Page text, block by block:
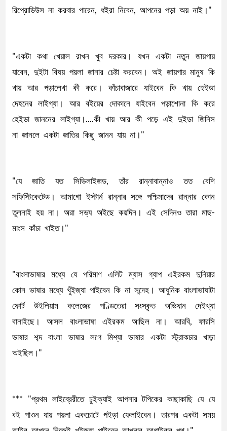
রিপ্রোডিউস না করবার পারেন, ধইরা নিবেন, আপনের পড়া অয় নাই।"
"একটা কথা খেয়াল রাখন খুব দরকার। যখন একটা নতুন জায়গায়
যাবেন, দুইটা বিষয় পয়লা জানার চেষ্টা করবেন। অই জায়গার মানুষ কি
খায় আর পড়ালেখা কী করে। কাঁচাবাজারে যাইবেন কি খায় হেইডা
দেহনের লাইগ্যা। আর বইয়ের দোকানে যাইবেন পড়াশোনা কি করে
হেইডা জাননের লাইগ্যা।....কী খায় আর কী পড়ে এই দুইডা জিনিস
না জানলে একটা জাতির কিছু জানন যায় না।"
"যে জাতি যত সিভিলাইজড, তাঁর রান্নাবান্নাও তত বেশি
সফিস্টিকেটেড। আমাগো ইস্টার্ন রান্নার সঙ্গে পশ্চিমাদের রান্নার কোন
তুলনাই হয় না। অরা সভ্য অইছে কয়দিন। এই সেদিনও তারা মাছ-
মাংস কাঁচা খাইত।"
"বাংলাভাষার মধ্যে যে পরিমাণ এলিট ম্যাস গ্যাপ এইরকম দুনিয়ার
কোন ভাষার মধ্যে খুঁইজ্যা পাইবেন কি না সন্দেহ। আধুনিক বাংলাভাষাটা
ফোর্ট উইলিয়াম কলেজের পণ্ডিতেরা সংস্কৃত অভিধান দেইখ্যা
বানাইছে। আসল বাংলাভাষা এইরকম আছিল না। আরবি, ফারসি
ভাষার শব্দ বাংলা ভাষার লগে মিশ্যা ভাষার একটা স্ট্রাকচার খাড়া
অইছিল।"
*** "প্রথম লাইব্রেরীতে ঢুইক্যাই আপনার টপিকের কাছাকাছি যে যে
বই পাওন যায় পয়লা একচোটে পইড়া ফেলাইবেন। তারপর একটা সময়